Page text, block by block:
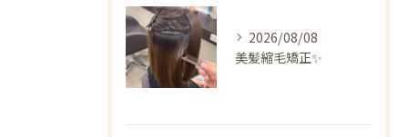
2026/08/08
美髪縮毛矯正✨️